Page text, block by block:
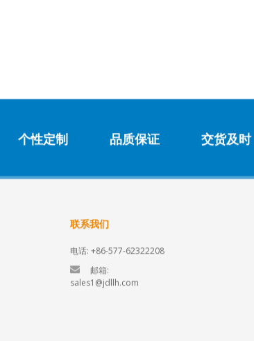
个性定制 品质保证 交货及时
联系我们
电话: +86-577-62322208
邮箱:
sales1@jdllh.com